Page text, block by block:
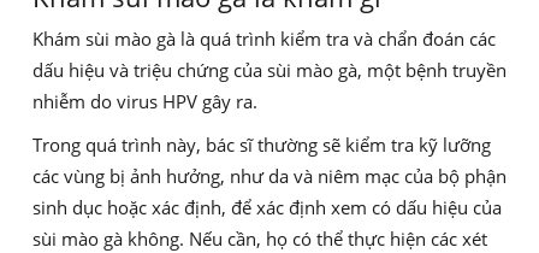
Khám sùi mào gà là quá trình kiểm tra và chẩn đoán các
dấu hiệu và triệu chứng của sùi mào gà, một bệnh truyền
nhiễm do virus HPV gây ra.
Trong quá trình này, bác sĩ thường sẽ kiểm tra kỹ lưỡng
các vùng bị ảnh hưởng, như da và niêm mạc của bộ phận
sinh dục hoặc xác định, để xác định xem có dấu hiệu của
sùi mào gà không. Nếu cần, họ có thể thực hiện các xét